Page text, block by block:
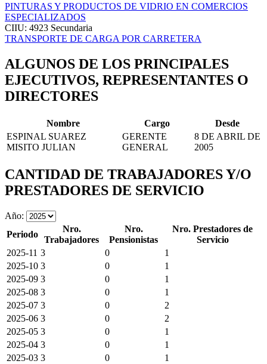
PINTURAS Y PRODUCTOS DE VIDRIO EN COMERCIOS
ESPECIALIZADOS
CIIU: 4923 Secundaria
TRANSPORTE DE CARGA POR CARRETERA
ALGUNOS DE LOS PRINCIPALES
EJECUTIVOS, REPRESENTANTES O
DIRECTORES
Nombre Cargo
Desde
ESPINAL SUAREZ
MISITO JULIAN
GERENTE
GENERAL
8 DE ABRIL DE
2005
CANTIDAD DE TRABAJADORES Y/O
PRESTADORES DE SERVICIO
Año:
Periodo
Nro.
Trabajadores
Nro.
Pensionistas
Nro. Prestadores de
Servicio
2025-11 3 0
1
2025-10 3 0
1
2025-09 3 0
1
2025-08 3 0
1
2025-07 3 0
2
2025-06 3 0
2
2025-05 3 0
1
2025-04 3 0
1
2025-03 3 0
1